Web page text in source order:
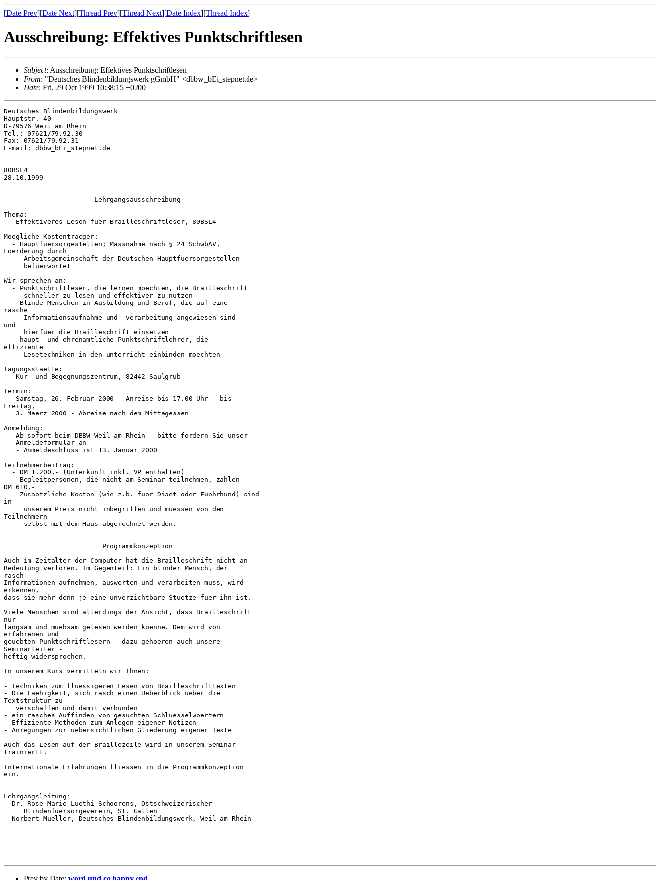
[Date Prev][Date Next][Thread Prev][Thread Next][Date Index][Thread Index]
Ausschreibung: Effektives Punktschriftlesen
Subject: Ausschreibung: Effektives Punktschriftlesen
From: "Deutsches Blindenbildungswerk gGmbH" <dbbw_bEi_stepnet.de>
Date: Fri, 29 Oct 1999 10:38:15 +0200
Deutsches Blindenbildungswerk
Hauptstr. 40
D-79576 Weil am Rhein
Tel.: 07621/79.92.30
Fax: 07621/79.92.31
E-mail: dbbw_bEi_stepnet.de
80BSL4
28.10.1999
                       Lehrgangsausschreibung
Thema:
   Effektiveres Lesen fuer Brailleschriftleser, 80BSL4
Moegliche Kostentraeger:
  - Hauptfuersorgestellen; Massnahme nach § 24 SchwbAV,
Foerderung durch
     Arbeitsgemeinschaft der Deutschen Hauptfuersorgestellen
     befuerwortet
Wir sprechen an:
  - Punktschriftleser, die lernen moechten, die Brailleschrift
     schneller zu lesen und effektiver zu nutzen
  - Blinde Menschen in Ausbildung und Beruf, die auf eine
rasche
     Informationsaufnahme und -verarbeitung angewiesen sind
und
     hierfuer die Brailleschrift einsetzen
  - haupt- und ehrenamtliche Punktschriftlehrer, die
effiziente
     Lesetechniken in den unterricht einbinden moechten
Tagungsstaette:
   Kur- und Begegnungszentrum, 82442 Saulgrub
Termin:
   Samstag, 26. Februar 2000 - Anreise bis 17.00 Uhr - bis
Freitag,
   3. Maerz 2000 - Abreise nach dem Mittagessen
Anmeldung:
   Ab sofort beim DBBW Weil am Rhein - bitte fordern Sie unser
   Anmeldeformular an
   - Anmeldeschluss ist 13. Januar 2000
Teilnehmerbeitrag:
  - DM 1.200,- (Unterkunft inkl. VP enthalten)
  - Begleitpersonen, die nicht am Seminar teilnehmen, zahlen
DM 610,-
  - Zusaetzliche Kosten (wie z.b. fuer Diaet oder Fuehrhund) sind
in
     unserem Preis nicht inbegriffen und muessen von den
Teilnehmern
     selbst mit dem Haus abgerechnet werden.
                         Programmkonzeption
Auch im Zeitalter der Computer hat die Brailleschrift nicht an
Bedeutung verloren. Im Gegenteil: Ein blinder Mensch, der
rasch
Informationen aufnehmen, auswerten und verarbeiten muss, wird
erkennen,
dass sie mehr denn je eine unverzichtbare Stuetze fuer ihn ist.
Viele Menschen sind allerdings der Ansicht, dass Brailleschrift
nur
langsam und muehsam gelesen werden koenne. Dem wird von
erfahrenen und
geuebten Punktschriftlesern - dazu gehoeren auch unsere
Seminarleiter -
heftig widersprochen.
In unserem Kurs vermitteln wir Ihnen:
- Techniken zum fluessigeren Lesen von Brailleschrifttexten
- Die Faehigkeit, sich rasch einen Ueberblick ueber die
Textstruktur zu
   verschaffen und damit verbunden
- ein rasches Auffinden von gesuchten Schluesselwoertern
- Effiziente Methoden zum Anlegen eigener Notizen
- Anregungen zur uebersichtlichen Gliederung eigener Texte
Auch das Lesen auf der Braillezeile wird in unserem Seminar
trainiertt.
Internationale Erfahrungen fliessen in die Programmkonzeption
ein.
Lehrgangsleitung:
  Dr. Rose-Marie Luethi Schoorens, Ostschweizerischer
     Blindenfuersorgeverein, St. Gallen
  Norbert Mueller, Deutsches Blindenbildungswerk, Weil am Rhein
Prev by Date: word und co happy end